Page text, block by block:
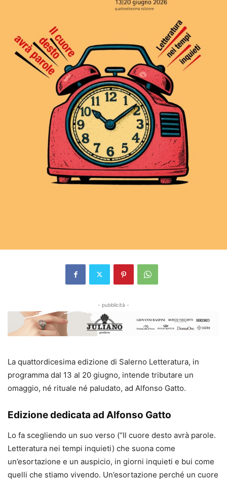
- pubblicità -
La quattordicesima edizione di Salerno Letteratura, in
programma dal 13 al 20 giugno, intende tributare un
omaggio, né rituale né paludato, ad Alfonso Gatto.
Edizione dedicata ad Alfonso Gatto
Lo fa scegliendo un suo verso (“Il cuore desto avrà parole.
Letteratura nei tempi inquieti) che suona come
un’esortazione e un auspicio, in giorni inquieti e bui come
quelli che stiamo vivendo. Un’esortazione perché un cuore